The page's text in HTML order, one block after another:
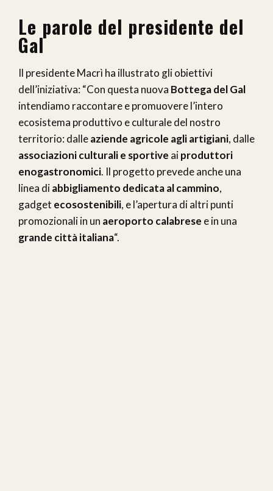
Le parole del presidente del
Gal
Il presidente Macrì ha illustrato gli obiettivi
dell’iniziativa: “Con questa nuova Bottega del Gal
intendiamo raccontare e promuovere l’intero
ecosistema produttivo e culturale del nostro
territorio: dalleaziende agricole agli artigiani, dalle
associazioni culturali e sportive aiproduttori
enogastronomici. Il progetto prevede anche una
linea diabbigliamento dedicata al cammino,
gadget ecosostenibili, e l’apertura di altri punti
promozionali in un aeroporto calabrese e in una
grande città italiana“.